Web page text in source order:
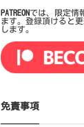
PATREONでは、限定情
ます。登録頂けると
します。
免責事項